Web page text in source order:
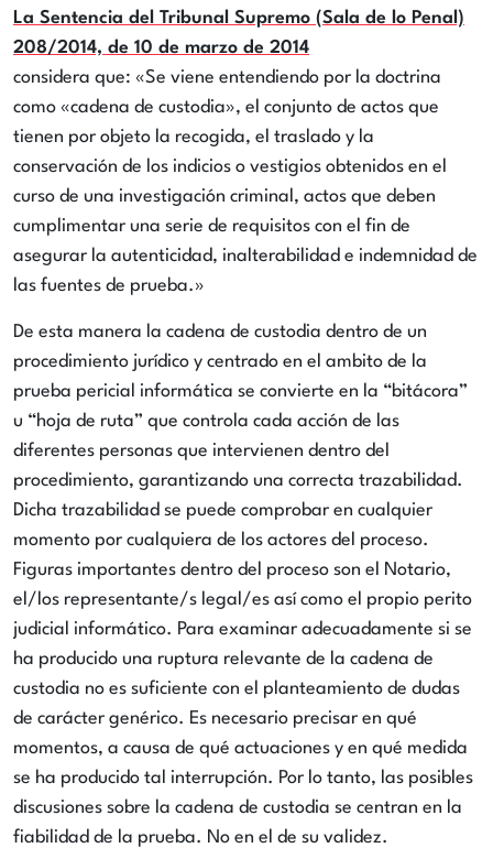
La Sentencia del Tribunal Supremo (Sala de lo Penal)
208/2014, de 10 de marzo de 2014
considera que: «Se viene entendiendo por la doctrina
como «cadena de custodia», el conjunto de actos que
tienen por objeto la recogida, el traslado y la
conservación de los indicios o vestigios obtenidos en el
curso de una investigación criminal, actos que deben
cumplimentar una serie de requisitos con el fin de
asegurar la autenticidad, inalterabilidad e indemnidad de
las fuentes de prueba.»
De esta manera la cadena de custodia dentro de un
procedimiento jurídico y centrado en el ambito de la
prueba pericial informática se convierte en la “bitácora”
u “hoja de ruta” que controla cada acción de las
diferentes personas que intervienen dentro del
procedimiento, garantizando una correcta trazabilidad.
Dicha trazabilidad se puede comprobar en cualquier
momento por cualquiera de los actores del proceso.
Figuras importantes dentro del proceso son el Notario,
el/los representante/s legal/es así como el propio perito
judicial informático. Para examinar adecuadamente si se
ha producido una ruptura relevante de la cadena de
custodia no es suficiente con el planteamiento de dudas
de carácter genérico. Es necesario precisar en qué
momentos, a causa de qué actuaciones y en qué medida
se ha producido tal interrupción. Por lo tanto, las posibles
discusiones sobre la cadena de custodia se centran en la
fiabilidad de la prueba. No en el de su validez.